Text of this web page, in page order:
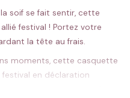
soif se fait sentir, cette
festival ! Portez votre
la tête au frais.
moments, cette casquette
festival en déclaration